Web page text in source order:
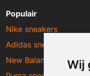
Wij
Populair
Nike sneakers
Adidas sneakers
New Balance sneakers